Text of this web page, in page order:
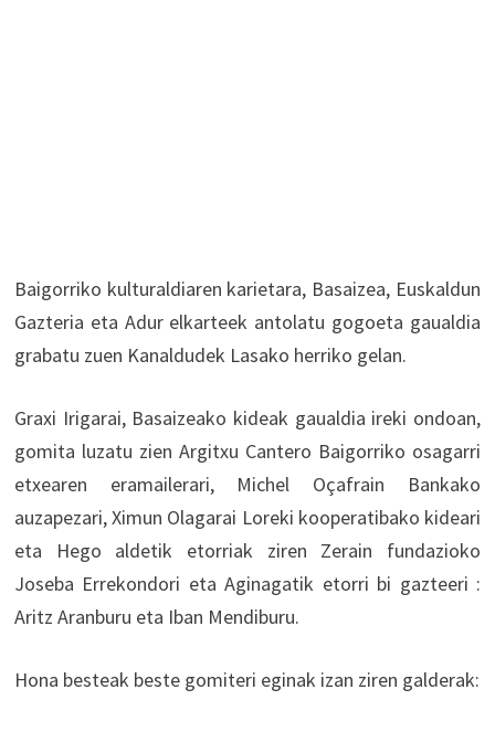
Baigorriko kulturaldiaren karietara, Basaizea, Euskaldun
Gazteria eta Adur elkarteek antolatu gogoeta gaualdia
grabatu zuen Kanaldudek Lasako herriko gelan.
Graxi Irigarai, Basaizeako kideak gaualdia ireki ondoan,
gomita luzatu zien Argitxu Cantero Baigorriko osagarri
etxearen eramailerari, Michel Oçafrain Bankako
auzapezari, Ximun Olagarai Loreki kooperatibako kideari
eta Hego aldetik etorriak ziren Zerain fundazioko
Joseba Errekondori eta Aginagatik etorri bi gazteeri :
Aritz Aranburu eta Iban Mendiburu.
Hona besteak beste gomiteri eginak izan ziren galderak: